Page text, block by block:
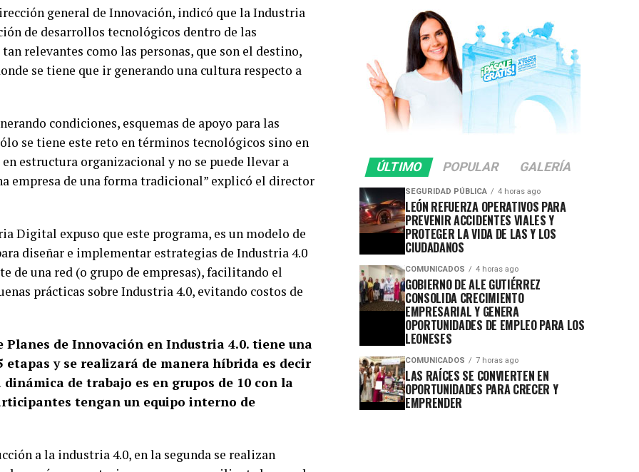
general de Innovación, indicó que la Industria
de desarrollos tecnológicos dentro de las
relevantes como las personas, que son el destino,
se tiene que ir generando una cultura respecto a
condiciones, esquemas de apoyo para las
se tiene este reto en términos tecnológicos sino en
estructura organizacional y no se puede llevar a
empresa de una forma tradicional” explicó el director
Digital expuso que este programa, es un modelo de
diseñar e implementar estrategias de Industria 4.0
de una red (o grupo de empresas), facilitando el
prácticas sobre Industria 4.0, evitando costos de
de Innovación en Industria 4.0. tiene una
etapas y se realizará de manera híbrida es decir
de trabajo es en grupos de 10 con la
tengan un equipo interno de
a la industria 4.0, en la segunda se realizan
ÚLTIMO POPULAR GALERÍA
SEGURIDAD PÚBLICA 4 horas ago
LEÓN REFUERZA OPERATIVOS PARA
PREVENIR ACCIDENTES VIALES Y
PROTEGER LA VIDA DE LAS Y LOS
CIUDADANOS
COMUNICADOS 4 horas ago
GOBIERNO DE ALE GUTIÉRREZ
CONSOLIDA CRECIMIENTO
EMPRESARIAL Y GENERA
OPORTUNIDADES DE EMPLEO PARA LOS
LEONESES
COMUNICADOS 7 horas ago
LAS RAÍCES SE CONVIERTEN EN
OPORTUNIDADES PARA CRECER Y
EMPRENDER